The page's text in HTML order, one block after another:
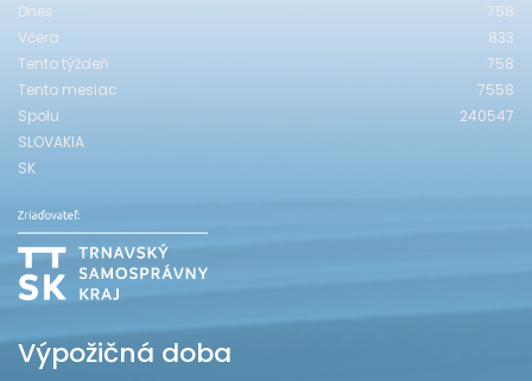
Dnes
758
Včera
833
Tento týždeň
758
Tento mesiac
7558
Spolu
240547
SLOVAKIA
SK
Výpožičná doba